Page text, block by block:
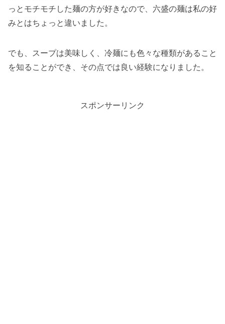
っとモチモチした麺の方が好きなので、六盛の麺は私の好
みとはちょっと違いました。
でも、スープは美味しく、冷麺にも色々な種類があること
を知ることができ、その点では良い経験になりました。
スポンサーリンク